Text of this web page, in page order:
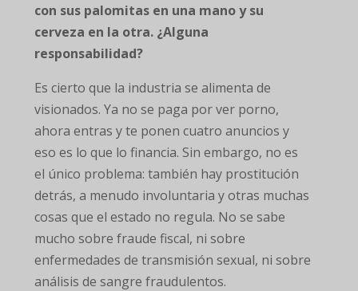
con sus palomitas en una mano y su
cerveza en la otra. ¿Alguna
responsabilidad?
Es cierto que la industria se alimenta de
visionados. Ya no se paga por ver porno,
ahora entras y te ponen cuatro anuncios y
eso es lo que lo financia. Sin embargo, no es
el único problema: también hay prostitución
detrás, a menudo involuntaria y otras muchas
cosas que el estado no regula. No se sabe
mucho sobre fraude fiscal, ni sobre
enfermedades de transmisión sexual, ni sobre
análisis de sangre fraudulentos.